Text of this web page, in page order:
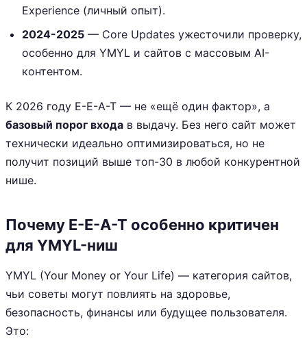
Experience (личный опыт).
2024-2025 — Core Updates ужесточили проверку,
особенно для YMYL и сайтов с массовым AI-
контентом.
К 2026 году E-E-A-T — не «ещё один фактор», а
базовый порог входа в выдачу. Без него сайт может
технически идеально оптимизироваться, но не
получит позиций выше топ-30 в любой конкурентной
нише.
Почему E-E-A-T особенно критичен
для YMYL-ниш
YMYL (Your Money or Your Life) — категория сайтов,
чьи советы могут повлиять на здоровье,
безопасность, финансы или будущее пользователя.
Это: